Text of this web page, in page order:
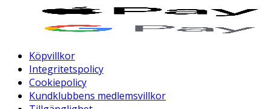
Köpvillkor
Integritetspolicy
Cookiepolicy
Kundklubbens medlemsvillkor